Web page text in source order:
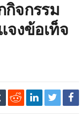
กิจกรรม
จงข้อเท็จ